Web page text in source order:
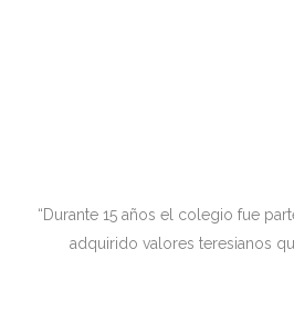
“Durante 15 años el colegio fue
adquirido valores teresianos